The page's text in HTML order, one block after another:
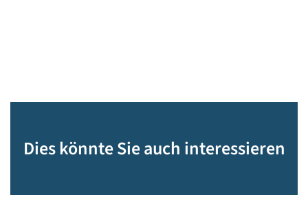
Dies könnte Sie auch interessieren